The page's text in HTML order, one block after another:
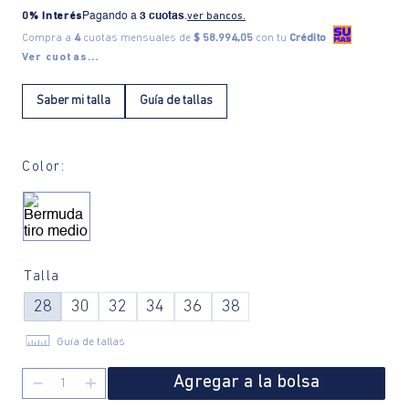
0% Interés Pagando a 3 cuotas.ver bancos.
Compra a 4cuotas mensuales de $ 58.994,05 con tu Crédito
Ver cuotas...
Saber mi talla Guía de tallas
Color:
Talla
28 30 32 34 36 38
Guía de tallas
＋
－ Agregar a la bolsa